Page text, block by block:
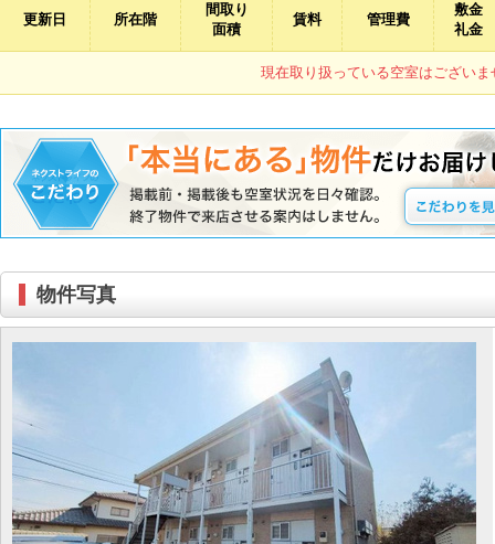
更新日 所在階
間取り
面積
賃料 管理費
敷金
礼金
現在取り扱っている空室はございま
物件写真